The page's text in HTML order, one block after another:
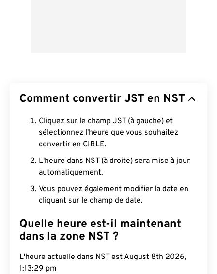
Comment convertir JST en NST
Cliquez sur le champ JST (à gauche) et
sélectionnez l'heure que vous souhaitez
convertir en CIBLE.
L'heure dans NST (à droite) sera mise à jour
automatiquement.
Vous pouvez également modifier la date en
cliquant sur le champ de date.
Quelle heure est-il maintenant
dans la zone NST ?
L'heure actuelle dans NST est August 8th 2026,
1:13:30 pm